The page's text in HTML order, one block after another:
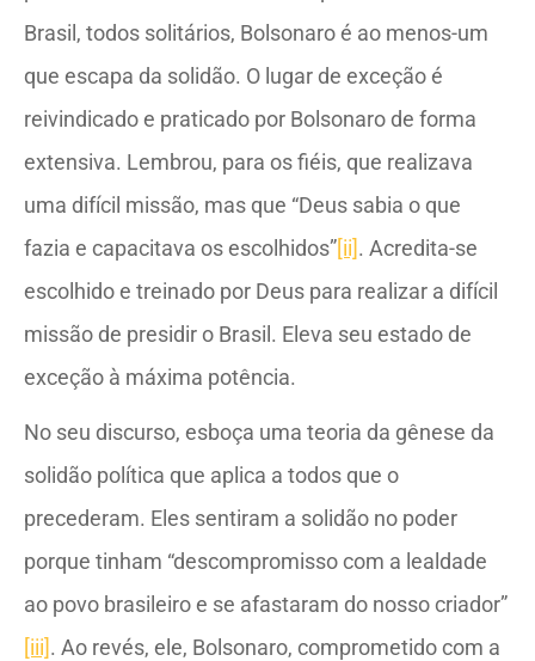
Brasil, todos solitários, Bolsonaro é ao menos-um
que escapa da solidão. O lugar de exceção é
reivindicado e praticado por Bolsonaro de forma
extensiva. Lembrou, para os fiéis, que realizava
uma difícil missão, mas que “Deus sabia o que
fazia e capacitava os escolhidos”[ii]. Acredita-se
escolhido e treinado por Deus para realizar a difícil
missão de presidir o Brasil. Eleva seu estado de
exceção à máxima potência.
No seu discurso, esboça uma teoria da gênese da
solidão política que aplica a todos que o
precederam. Eles sentiram a solidão no poder
porque tinham “descompromisso com a lealdade
ao povo brasileiro e se afastaram do nosso criador”
[iii]. Ao revés, ele, Bolsonaro, comprometido com a